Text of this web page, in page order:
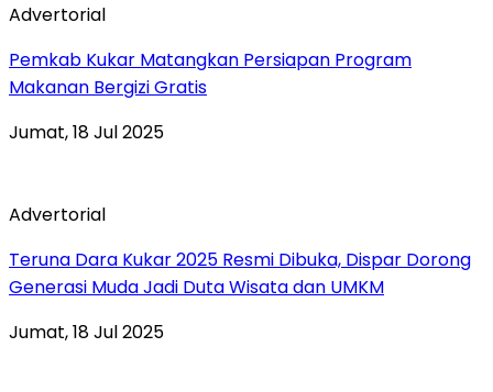
Advertorial
Pemkab Kukar Matangkan Persiapan Program
Makanan Bergizi Gratis
Jumat, 18 Jul 2025
Advertorial
Teruna Dara Kukar 2025 Resmi Dibuka, Dispar Dorong
Generasi Muda Jadi Duta Wisata dan UMKM
Jumat, 18 Jul 2025